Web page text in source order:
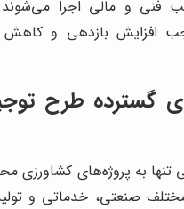
فنی و مالی اجرا
افزایش بازدهی و کاهش
گسترده طرح
به پروژه‌های کشاورزی
صنعتی، خدماتی و